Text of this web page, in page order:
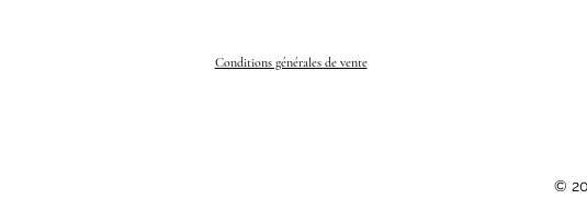
Conditions générales de vente
©